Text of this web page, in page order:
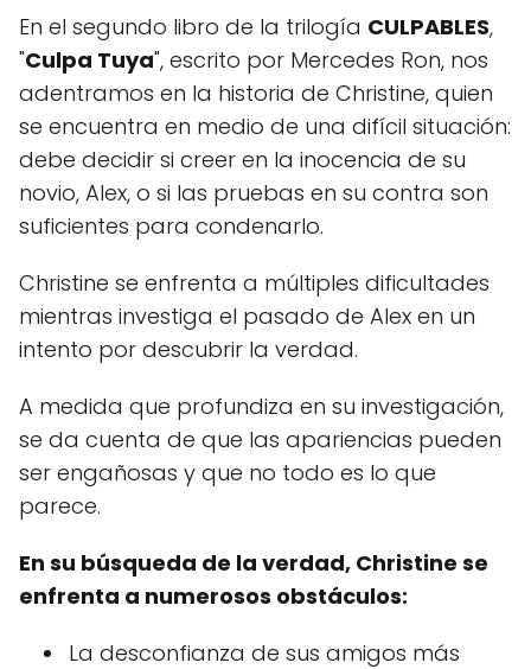
En el segundo libro de la trilogía CULPABLES,
"Culpa Tuya", escrito por Mercedes Ron, nos
adentramos en la historia de Christine, quien
se encuentra en medio de una difícil situación:
debe decidir si creer en la inocencia de su
novio, Alex, o si las pruebas en su contra son
suficientes para condenarlo.
Christine se enfrenta a múltiples dificultades
mientras investiga el pasado de Alex en un
intento por descubrir la verdad.
A medida que profundiza en su investigación,
se da cuenta de que las apariencias pueden
ser engañosas y que no todo es lo que
parece.
En su búsqueda de la verdad, Christine se
enfrenta a numerosos obstáculos:
La desconfianza de sus amigos más
CERRAR